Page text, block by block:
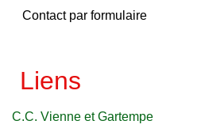
Contact par formulaire
Liens
C.C. Vienne et Gartempe